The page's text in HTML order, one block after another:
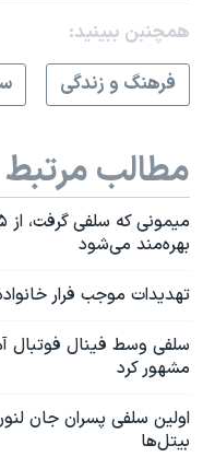
همچنبن ببینید:
فرهنگ و زندگی
مطالب مرتبط
بهره‌مند می‌شود
تهدیدات موجب فرار
مشهور کرد
اولین سلفی پسران جان
بیتل‌ها